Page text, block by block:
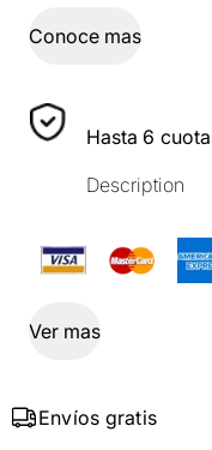
Conoce mas
Hasta 6
Description
Ver mas
Envíos gratis